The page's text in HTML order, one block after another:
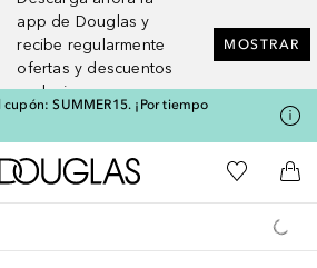
app de Douglas y
recibe regularmente
ofertas y descuentos
exclusivos
MOSTRAR
SUMMER15. ¡Por tiempo
A Douglas HomeMi lista de
A